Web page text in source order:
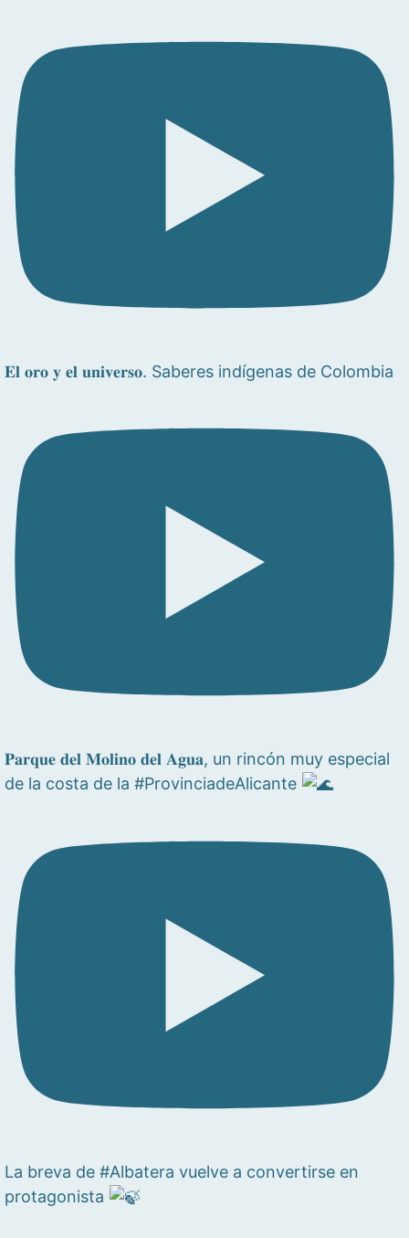
𝐄𝐥 𝐨𝐫𝐨 𝐲 𝐞𝐥 𝐮𝐧𝐢𝐯𝐞𝐫𝐬𝐨. Saberes indígenas de Colombia
𝐏𝐚𝐫𝐪𝐮𝐞 𝐝𝐞𝐥 𝐌𝐨𝐥𝐢𝐧𝐨 𝐝𝐞𝐥 𝐀𝐠𝐮𝐚, un rincón muy especial
de la costa de la #ProvinciadeAlicante
La breva de #Albatera vuelve a convertirse en
protagonista